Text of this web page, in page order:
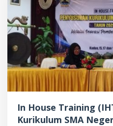
In House Training
Kurikulum SMA